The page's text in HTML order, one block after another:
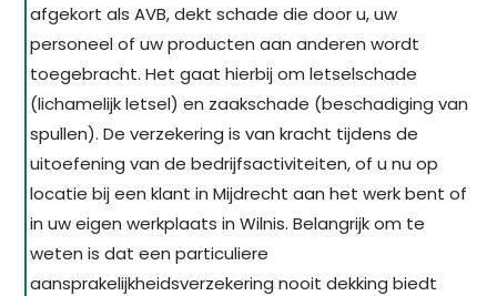
afgekort als AVB, dekt schade die door u, uw
personeel of uw producten aan anderen wordt
toegebracht. Het gaat hierbij om letselschade
(lichamelijk letsel) en zaakschade (beschadiging van
spullen). De verzekering is van kracht tijdens de
uitoefening van de bedrijfsactiviteiten, of u nu op
locatie bij een klant in Mijdrecht aan het werk bent of
in uw eigen werkplaats in Wilnis. Belangrijk om te
weten is dat een particuliere
aansprakelijkheidsverzekering nooit dekking biedt